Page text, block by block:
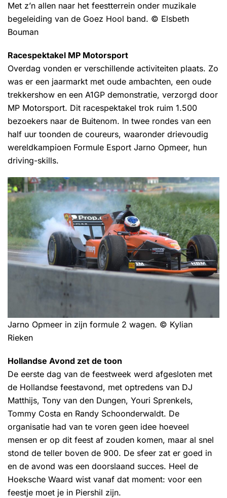
Met z’n allen naar het feestterrein onder muzikale
begeleiding van de Goez Hool band. © Elsbeth
Bouman
Racespektakel MP Motorsport
Overdag vonden er verschillende activiteiten plaats. Zo
was er een jaarmarkt met oude ambachten, een oude
trekkershow en een A1GP demonstratie, verzorgd door
MP Motorsport. Dit racespektakel trok ruim 1.500
bezoekers naar de Buitenom. In twee rondes van een
half uur toonden de coureurs, waaronder drievoudig
wereldkampioen Formule Esport Jarno Opmeer, hun
driving-skills.
Jarno Opmeer in zijn formule 2 wagen. © Kylian
Rieken
Hollandse Avond zet de toon
De eerste dag van de feestweek werd afgesloten met
de Hollandse feestavond, met optredens van DJ
Matthijs, Tony van den Dungen, Youri Sprenkels,
Tommy Costa en Randy Schoonderwaldt. De
organisatie had van te voren geen idee hoeveel
mensen er op dit feest af zouden komen, maar al snel
stond de teller boven de 900. De sfeer zat er goed in
en de avond was een doorslaand succes. Heel de
Hoeksche Waard wist vanaf dat moment: voor een
feestje moet je in Piershil zijn.